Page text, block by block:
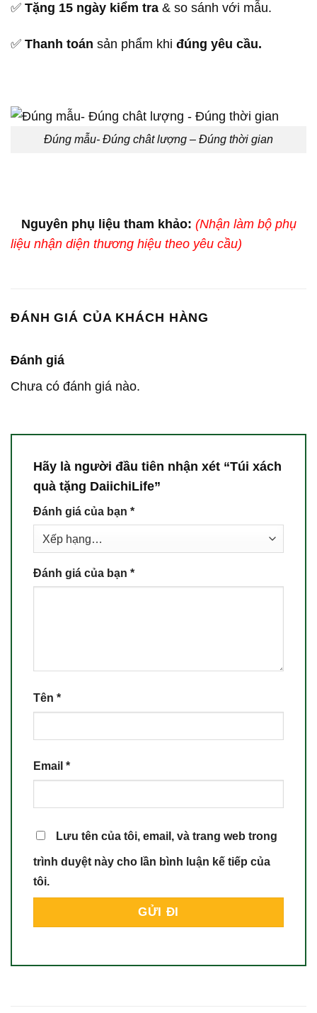
✅ Tặng 15 ngày kiểm tra & so sánh với mẫu.
✅ Thanh toán sản phẩm khi đúng yêu cầu.
Đúng mẫu- Đúng chât lượng – Đúng thời gian
Nguyên phụ liệu tham khảo: (Nhận làm bộ phụ
liệu nhận diện thương hiệu theo yêu cầu)
ĐÁNH GIÁ CỦA KHÁCH HÀNG
Đánh giá
Chưa có đánh giá nào.
Hãy là người đầu tiên nhận xét “Túi xách
quà tặng DaiichiLife”
Đánh giá của bạn *
Đánh giá của bạn *
Tên *
Email *
Lưu tên của tôi, email, và trang web trong
trình duyệt này cho lần bình luận kế tiếp của
tôi.